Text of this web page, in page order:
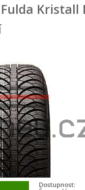
Fulda
Dostupnost: